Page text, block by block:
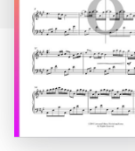
Chargement…